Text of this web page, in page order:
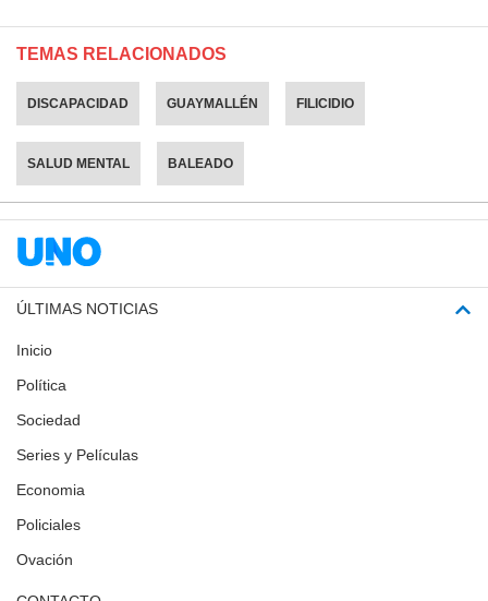
TEMAS RELACIONADOS
DISCAPACIDAD GUAYMALLÉN FILICIDIO
SALUD MENTAL BALEADO
ÚLTIMAS NOTICIAS
Inicio
Política
Sociedad
Series y Películas
Economia
Policiales
Ovación